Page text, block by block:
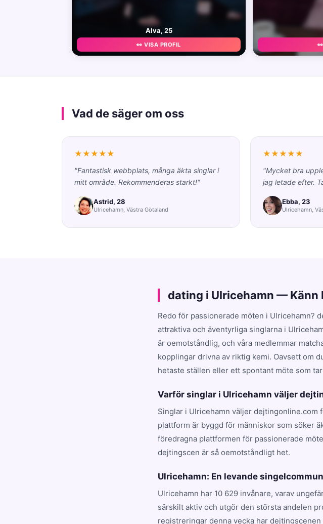
Alva, 25
👀 VISA PROFIL
Vad de säger om oss
★★★★★
"Fantastisk webbplats, många äkta singlar i
mitt område. Rekommenderas starkt!"
Astrid, 28
Ulricehamn, Västra Götaland
★★★★★
"Mycket bra
jag letade efter.
Ebba, 23
Ulricehamn,
dating i Ulricehamn — Känn
Redo för passionerade möten i Ulricehamn?
attraktiva och äventyrliga singlarna i
är oemotståndlig, och våra medlemmar
kopplingar drivna av riktig kemi. Oavsett om
hetaste ställen eller ett spontant möte som
Varför singlar i Ulricehamn väljer
Singlar i Ulricehamn väljer dejtingonline.com
plattform är byggd för människor som söker
föredragna plattformen för passionerade
dejtingscen är så oemotståndligt het.
Ulricehamn: En levande
Ulricehamn har 10 629 invånare, varav
särskilt aktiv och utgör den största andelen
registreringar denna vecka har